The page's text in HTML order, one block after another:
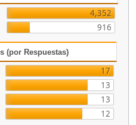
4,352
916
(por Respuestas)
17
13
13
12